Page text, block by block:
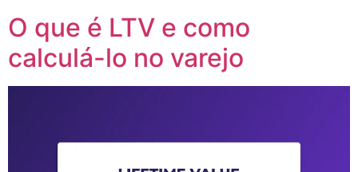
O que é LTV e como
calculá-lo no varejo